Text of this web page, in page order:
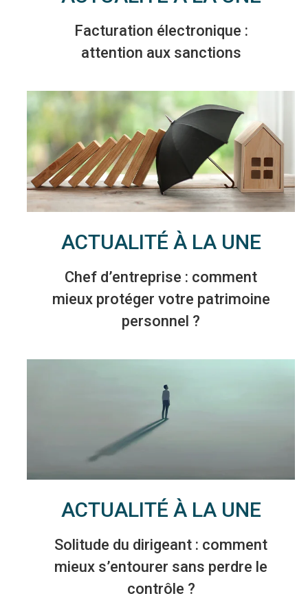
Facturation électronique :
attention aux sanctions
ACTUALITÉ À LA UNE
Chef d’entreprise : comment
mieux protéger votre patrimoine
personnel ?
ACTUALITÉ À LA UNE
Solitude du dirigeant : comment
mieux s’entourer sans perdre le
contrôle ?